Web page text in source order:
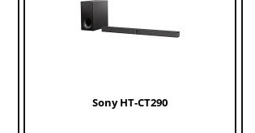
Sony HT-CT290